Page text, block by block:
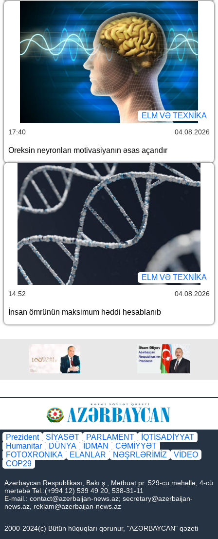
ELM VƏ TEXNIKA
17:40 04.08.2026
Oreksin neyronları motivasiyanın əsas açarıdır
ELM VƏ TEXNIKA
14:52 04.08.2026
İnsan ömrünün maksimum həddi hesablanıb
Prezident SİYASƏT PARLAMENT
İQTİSADİYYAT
Humanitar
DÜNYA İDMAN
CƏMİYYƏT
FOTOXRONIKA
ELANLAR NƏŞRLƏRİMİZ
VİDEO
COP29
Azərbaycan Respublikası, Bakı ş., Mətbuat pr. 529-cu məhəllə, 4-cü
mərtəbə Tel.:(+994 12) 539 49 20, 538-31-11
E-mail.: contact@azerbaijan-news.az; secretary@azerbaijan-
news.az reklam@azerbaijan-news.az
2000-2024(c) Bütün hüquqları qorunur, "AZƏRBAYCAN" qəzeti